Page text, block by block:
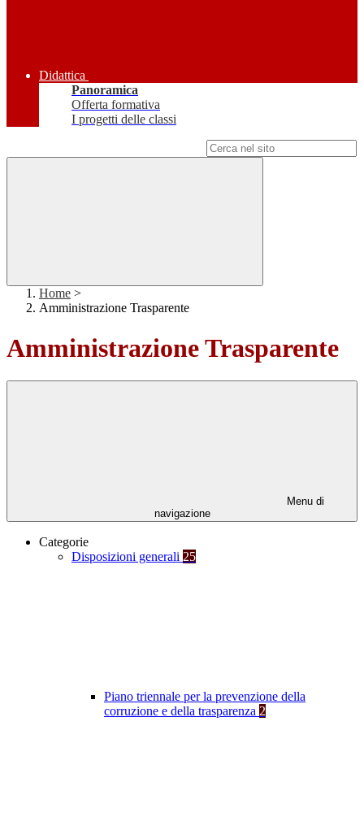
Didattica
Panoramica
Offerta formativa
I progetti delle classi
Home >
Amministrazione Trasparente
Amministrazione Trasparente
Menu di
navigazione
Categorie
Disposizioni generali 25
Piano triennale per la prevenzione della
corruzione e della trasparenza 2